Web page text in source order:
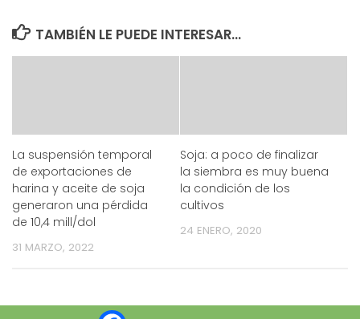
TAMBIÉN LE PUEDE INTERESAR...
La suspensión temporal
de exportaciones de
harina y aceite de soja
generaron una pérdida
de 10,4 mill/dol
31 MARZO, 2022
Soja: a poco de finalizar
la siembra es muy buena
la condición de los
cultivos
24 ENERO, 2020